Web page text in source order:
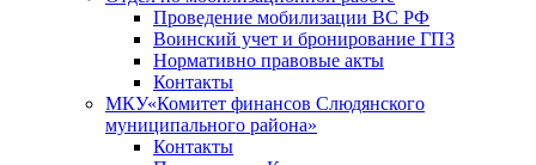
Проведение мобилизации ВС РФ
Воинский учет и бронирование ГПЗ
Нормативно правовые акты
Контакты
МКУ«Комитет финансов Слюдянского
муниципального района»
Контакты